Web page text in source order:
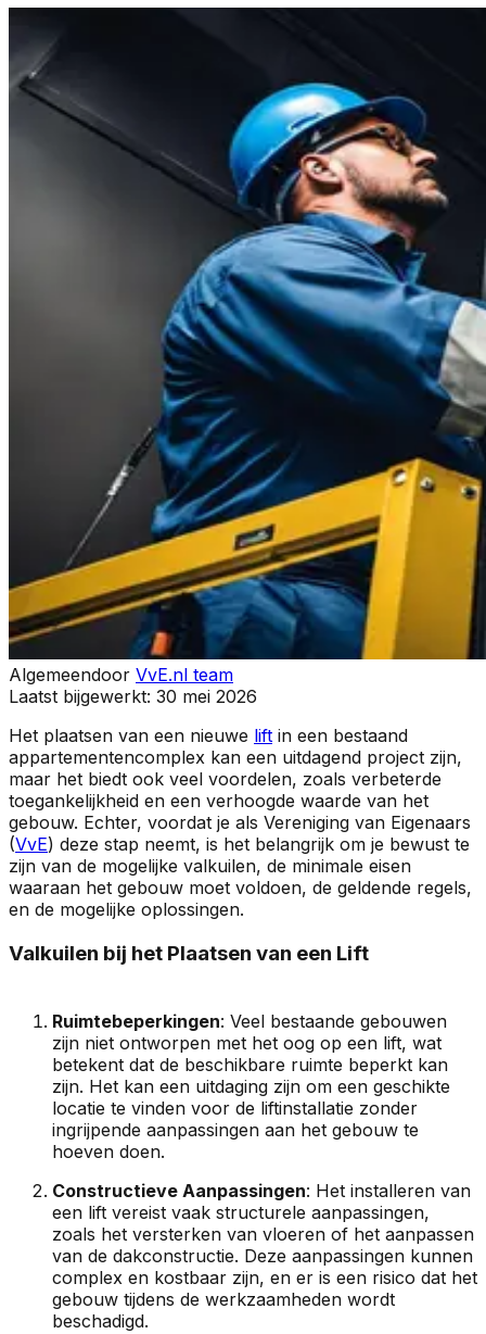
Algemeendoor VvE.nl team
Laatst bijgewerkt: 30 mei 2026
Het plaatsen van een nieuwe lift in een bestaand
appartementencomplex kan een uitdagend project zijn,
maar het biedt ook veel voordelen, zoals verbeterde
toegankelijkheid en een verhoogde waarde van het
gebouw. Echter, voordat je als Vereniging van Eigenaars
(VvE) deze stap neemt, is het belangrijk om je bewust te
zijn van de mogelijke valkuilen, de minimale eisen
waaraan het gebouw moet voldoen, de geldende regels,
en de mogelijke oplossingen.
Valkuilen bij het Plaatsen van een Lift
Ruimtebeperkingen: Veel bestaande gebouwen
zijn niet ontworpen met het oog op een lift, wat
betekent dat de beschikbare ruimte beperkt kan
zijn. Het kan een uitdaging zijn om een geschikte
locatie te vinden voor de liftinstallatie zonder
ingrijpende aanpassingen aan het gebouw te
hoeven doen.
Constructieve Aanpassingen: Het installeren van
een lift vereist vaak structurele aanpassingen,
zoals het versterken van vloeren of het aanpassen
van de dakconstructie. Deze aanpassingen kunnen
complex en kostbaar zijn, en er is een risico dat het
gebouw tijdens de werkzaamheden wordt
beschadigd.